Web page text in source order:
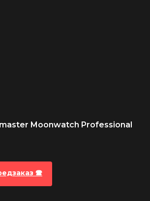
Moonwatch Professional
🕿